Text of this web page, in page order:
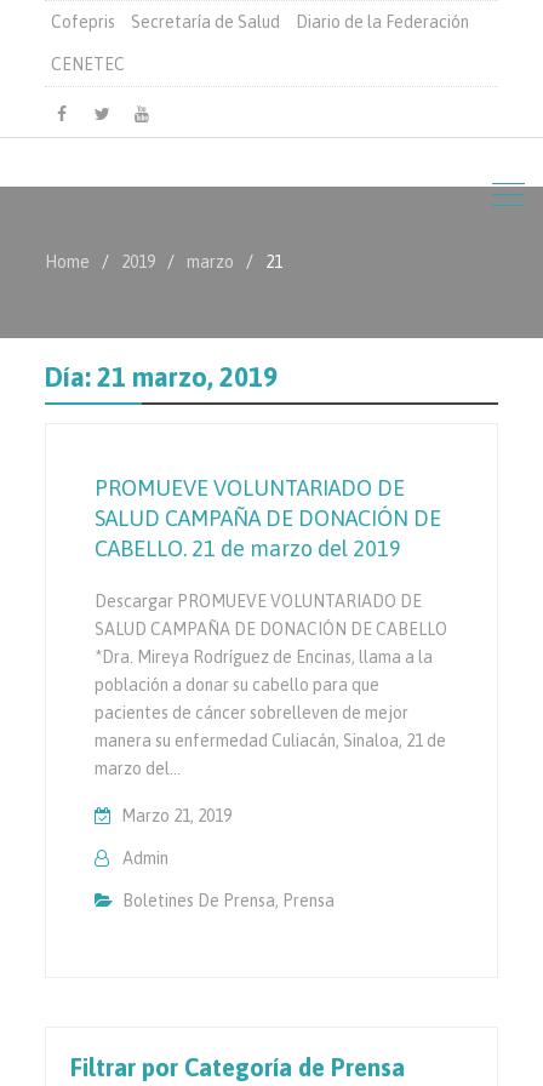
Cofepris Secretaría de Salud Diario de la Federación
CENETEC
Facebook
TwitterYoutube
Home 2019 marzo 21
Día:21 marzo, 2019
PROMUEVE VOLUNTARIADO DE
SALUD CAMPAÑA DE DONACIÓN DE
CABELLO. 21 de marzo del 2019
Descargar PROMUEVE VOLUNTARIADO DE
SALUD CAMPAÑA DE DONACIÓN DE CABELLO
*Dra. Mireya Rodríguez de Encinas, llama a la
población a donar su cabello para que
pacientes de cáncer sobrelleven de mejor
manera su enfermedad Culiacán, Sinaloa, 21 de
marzo del…
Marzo 21, 2019
Admin
Boletines De Prensa, Prensa
Filtrar por Categoría de Prensa